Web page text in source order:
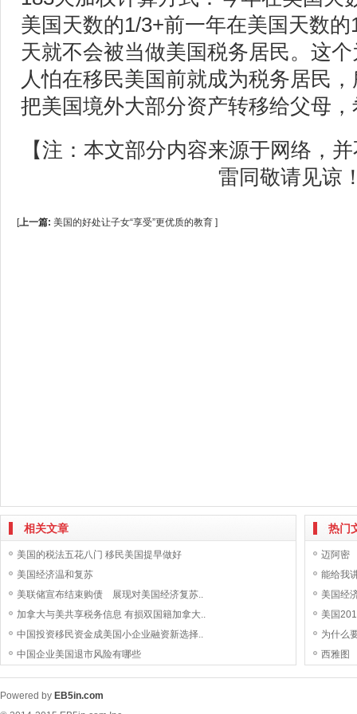
美国天数的1/3+前一年在美国天数
天就不会被当做美国税务居民。这
人怕在移民美国前就成为税务居民
把美国境外大部分资产转移给父母
【注：本文部分内容来源于网络，
雷同敬请见谅
[上一篇: 美国的好处让子女“享受”更优质的教育 ]
相关文章
美国的税法五花八门 移民美国提早做好
美国经济温和复苏
美联储宣布结束购债 展现对美国经济复苏..
加拿大与美共享税务信息 有损双国籍加拿大..
中国投资移民资金成美国小企业融资新选择..
中国企业美国退市风险有哪些
热门
迈阿密
能给我
美国经
美国
为什么
西雅图
Powered by EB5in.com